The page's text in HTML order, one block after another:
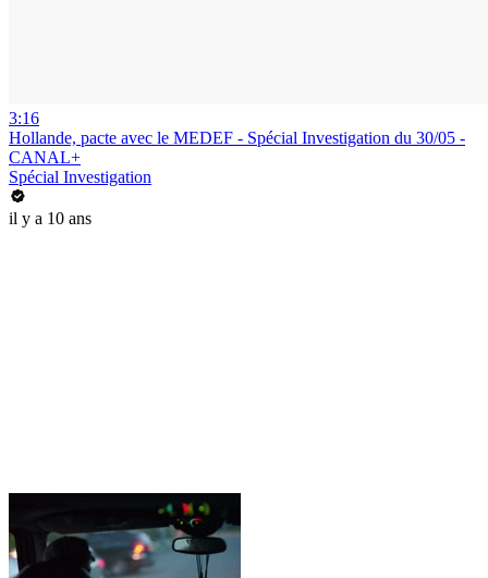
3:16
Hollande, pacte avec le MEDEF - Spécial Investigation du 30/05 -
CANAL+
Spécial Investigation
il y a 10 ans